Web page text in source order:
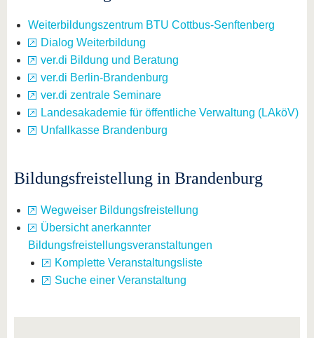
Weiterbildungszentrum BTU Cottbus-Senftenberg
Dialog Weiterbildung
ver.di Bildung und Beratung
ver.di Berlin-Brandenburg
ver.di zentrale Seminare
Landesakademie für öffentliche Verwaltung (LAköV)
Unfallkasse Brandenburg
Bildungsfreistellung in Brandenburg
Wegweiser Bildungsfreistellung
Übersicht anerkannter
Bildungsfreistellungsveranstaltungen
Komplette Veranstaltungsliste
Suche einer Veranstaltung